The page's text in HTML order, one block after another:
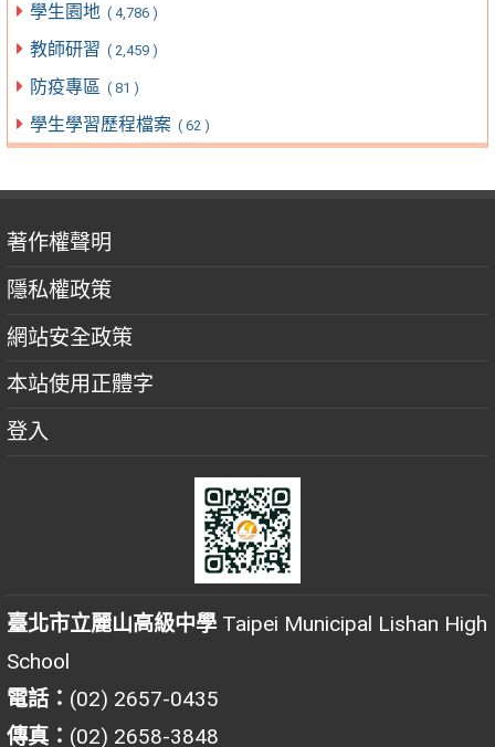
學生園地 ( 4,786 )
教師研習 ( 2,459 )
防疫專區 ( 81 )
學生學習歷程檔案 ( 62 )
著作權聲明
隱私權政策
網站安全政策
本站使用正體字
登入
臺北市立麗山高級中學 Taipei Municipal Lishan High
School
電話： (02) 2657-0435
傳真： (02) 2658-3848